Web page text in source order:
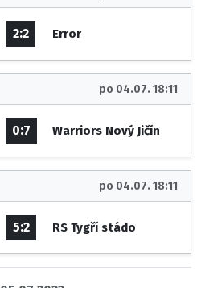
2:2 Error
po 04.07. 18:11
0:7 Warriors Nový Jičín
po 04.07. 18:11
5:2 RS Tygří stádo